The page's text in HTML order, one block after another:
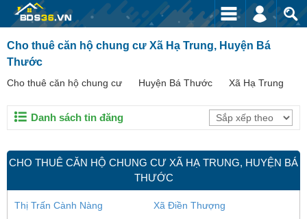
Cho thuê căn hộ chung cư Xã Hạ Trung, Huyện Bá
Thước
Cho thuê căn hộ chung cư Huyện Bá Thước Xã Hạ Trung
Danh sách tin đăng
CHO THUÊ CĂN HỘ CHUNG CƯ XÃ HẠ TRUNG, HUYỆN BÁ
THƯỚC
Thị Trấn Cành Nàng
Xã Điền Thượng